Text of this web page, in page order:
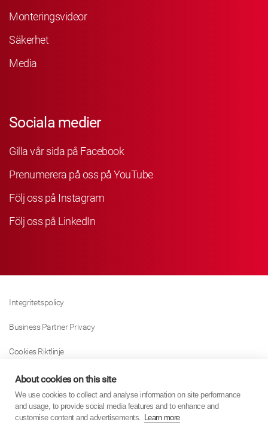
Monteringsvideor
Säkerhet
Media
Sociala medier
Gilla vår sida på Facebook
Prenumerera på oss på YouTube
Följ oss på Instagram
Följ oss på LinkedIn
Integritetspolicy
Business Partner Privacy
Cookies Riktlinje
Modern Slavery Act Policy
Tax Strategy
About cookies on this site
We use cookies to collect and analyse information on site performance
and usage, to provide social media features and to enhance and
customise content and advertisements. Learn more